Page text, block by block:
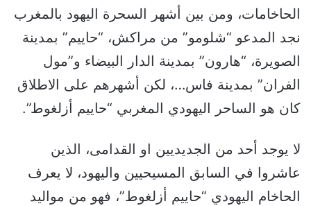
الحاخامات، ومن بين أشهر السحرة اليهود بالمغرب
نجد المدعو “شلومو” من مراكش، “حاييم” بمدينة
الصويرة، “هارون” بمدينة الدار البيضاء و”مول
الفران” بمدينة فاس…، لكن أشهرهم على الاطلاق
كان هو الساحر اليهودي المغربي “حاييم أزلغوط”.
لا يوجد أحد من الجديديين او القدامى، الذين
عاشروا في السابق المسيحيين واليهود، لا يعرف
الحاخام اليهودي “حاييم أزلغوط”، فهو من مواليد